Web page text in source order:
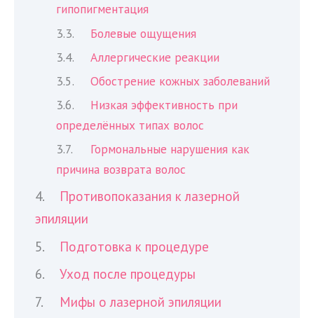
гипопигментация
Болевые ощущения
Аллергические реакции
Обострение кожных заболеваний
Низкая эффективность при
определённых типах волос
Гормональные нарушения как
причина возврата волос
Противопоказания к лазерной
эпиляции
Подготовка к процедуре
Уход после процедуры
Мифы о лазерной эпиляции